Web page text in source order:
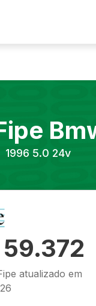
1996 5.0 24v
59.372
atualizado em